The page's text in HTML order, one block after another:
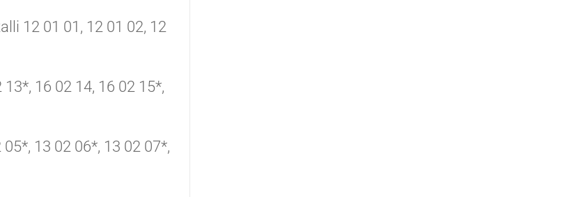
12 01 01, 12 01 02, 12
13*, 16 02 14, 16 02 15*,
13 02 06*, 13 02 07*,